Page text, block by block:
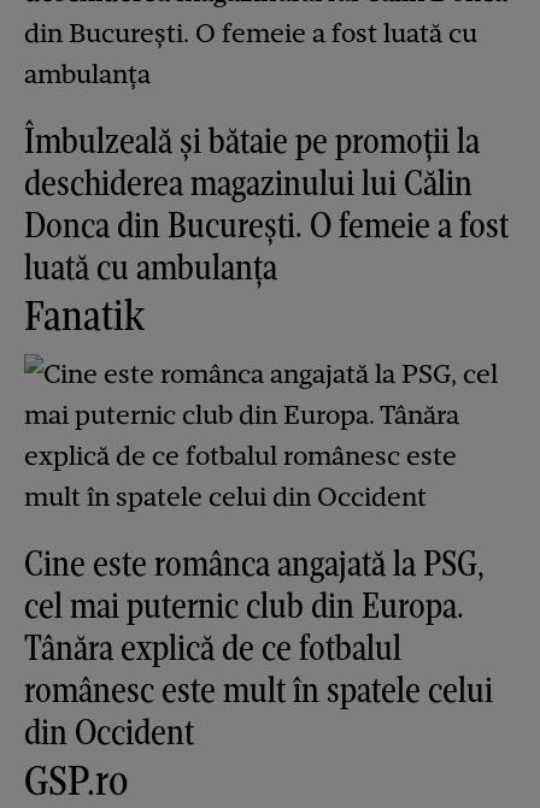
Îmbulzeală și bătaie pe promoții la
deschiderea magazinului lui Călin
Donca din București. O femeie a fost
luată cu ambulanța
Fanatik
Cine este românca angajată la PSG,
cel mai puternic club din Europa.
Tânăra explică de ce fotbalul
românesc este mult în spatele celui
din Occident
GSP.ro